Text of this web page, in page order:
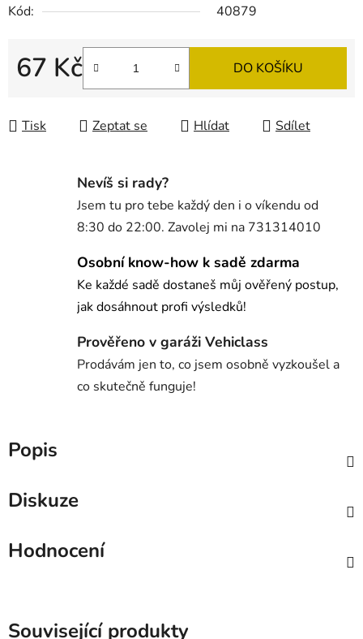
Kód:
40879
67 Kč
Měrná cena:
DO KOŠÍKU
Tisk Zeptat se Hlídat Sdílet
Nevíš si rady?
Jsem tu pro tebe každý den i o víkendu od
8:30 do 22:00. Zavolej mi na 731314010
Osobní know-how k sadě zdarma
Ke každé sadě dostaneš můj ověřený postup,
jak dosáhnout profi výsledků!
Prověřeno v garáži Vehiclass
Prodávám jen to, co jsem osobně vyzkoušel a
co skutečně funguje!
Popis
Diskuze
Hodnocení
Související produkty